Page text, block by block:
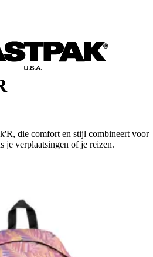
die comfort en stijl combineert voor
je verplaatsingen of je reizen.